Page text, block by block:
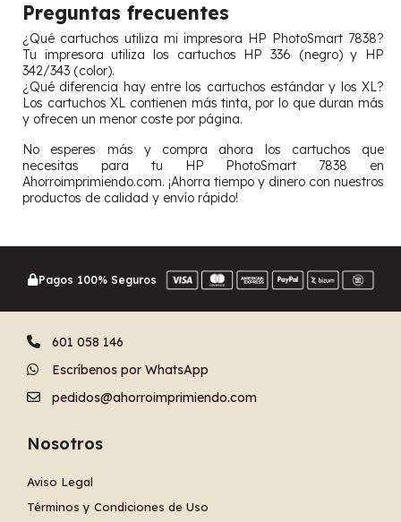
Preguntas frecuentes
¿Qué cartuchos utiliza mi impresora HP PhotoSmart 7838?
Tu impresora utiliza los cartuchos HP 336 (negro) y HP
342/343 (color).
¿Qué diferencia hay entre los cartuchos estándar y los XL?
Los cartuchos XL contienen más tinta, por lo que duran más
y ofrecen un menor coste por página.
No esperes más y compra ahora los cartuchos que
necesitas para tu HP PhotoSmart 7838 en
Ahorroimprimiendo.com. ¡Ahorra tiempo y dinero con nuestros
productos de calidad y envío rápido!
Pagos 100% Seguros
601 058 146
Escríbenos por WhatsApp
pedidos@ahorroimprimiendo.com
Nosotros
Aviso Legal
Términos y Condiciones de Uso